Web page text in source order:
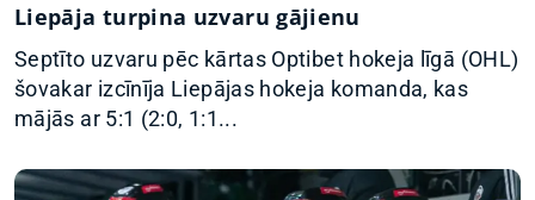
Liepāja turpina uzvaru gājienu
Septīto uzvaru pēc kārtas Optibet hokeja līgā (OHL)
šovakar izcīnīja Liepājas hokeja komanda, kas
mājās ar 5:1 (2:0, 1:1...